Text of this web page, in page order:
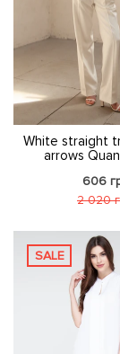
White straight
arrows
606
2 020
SALE